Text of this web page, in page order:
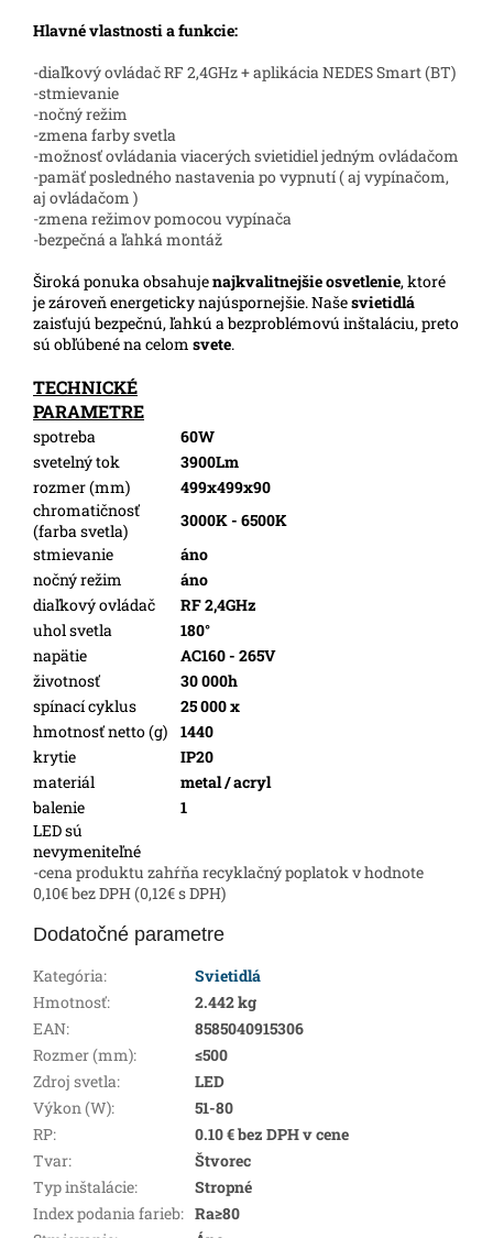
Hlavné vlastnosti a funkcie:
-diaľkový ovládač RF 2,4GHz + aplikácia NEDES Smart (BT)
-stmievanie
-nočný režim
-zmena farby svetla
-možnosť ovládania viacerých svietidiel jedným ovládačom
-pamäť posledného nastavenia po vypnutí ( aj vypínačom,
aj ovládačom )
-zmena režimov pomocou vypínača
-bezpečná a ľahká montáž
Široká ponuka obsahujenajkvalitnejšie osvetlenie, ktoré
je zároveň energeticky najúspornejšie. Našesvietidlá
zaisťujú bezpečnú, ľahkú a bezproblémovú inštaláciu, preto
sú obľúbené na celom svete.
TECHNICKÉ
PARAMETRE
spotreba
60W
svetelný tok
3900Lm
rozmer (mm)
499x499x90
chromatičnosť
(farba svetla)
3000K - 6500K
stmievanie
áno
nočný režim
áno
diaľkový ovládač
RF 2,4GHz
uhol svetla
180°
napätie
AC160 - 265V
životnosť
30 000h
spínací cyklus
25 000 x
hmotnosť netto (g)
1440
krytie
IP20
materiál
metal / acryl
balenie
1
LED sú
nevymeniteľné
-cena produktu zahŕňa recyklačný poplatok v hodnote
0,10€ bez DPH (0,12€ s DPH)
Dodatočné parametre
Kategória:
Svietidlá
Hmotnosť:
2.442 kg
EAN:
8585040915306
Rozmer (mm):
≤500
Zdroj svetla:
LED
Výkon (W):
51-80
RP:
0.10 € bez DPH v cene
Tvar:
Štvorec
Typ inštalácie:
Stropné
Index podania farieb: Ra≥80